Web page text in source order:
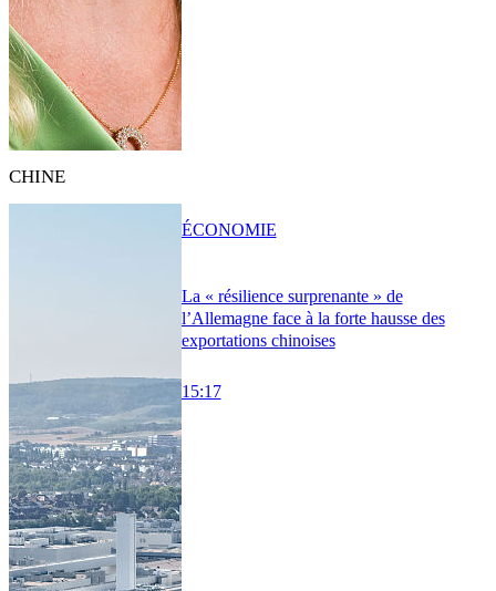
CHINE
La « résilience surprenante » de
l’Allemagne face à la forte hausse des
exportations chinoises
15:17
ÉCONOMIE